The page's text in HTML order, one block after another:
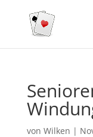
von Wilken |